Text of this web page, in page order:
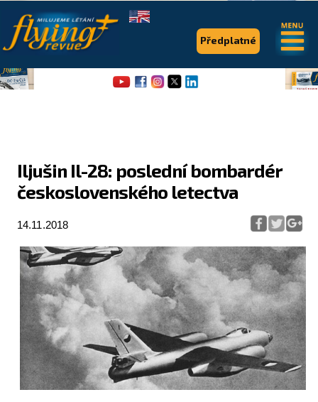
Iljušin Il-28: poslední bombardér
československého letectva
14.11.2018
Předplatné
.
Flying Revue
Expedice
Pro piloty
Série & speciály
Letecká videa
Aktuální FR + archiv
Letecká muzea